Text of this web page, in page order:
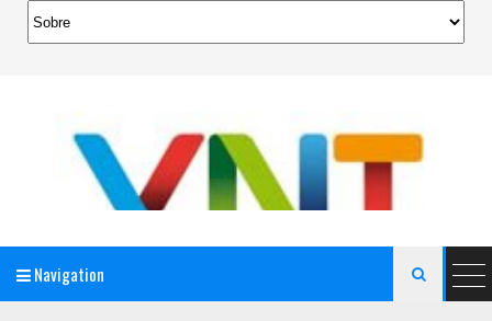
Navigation 